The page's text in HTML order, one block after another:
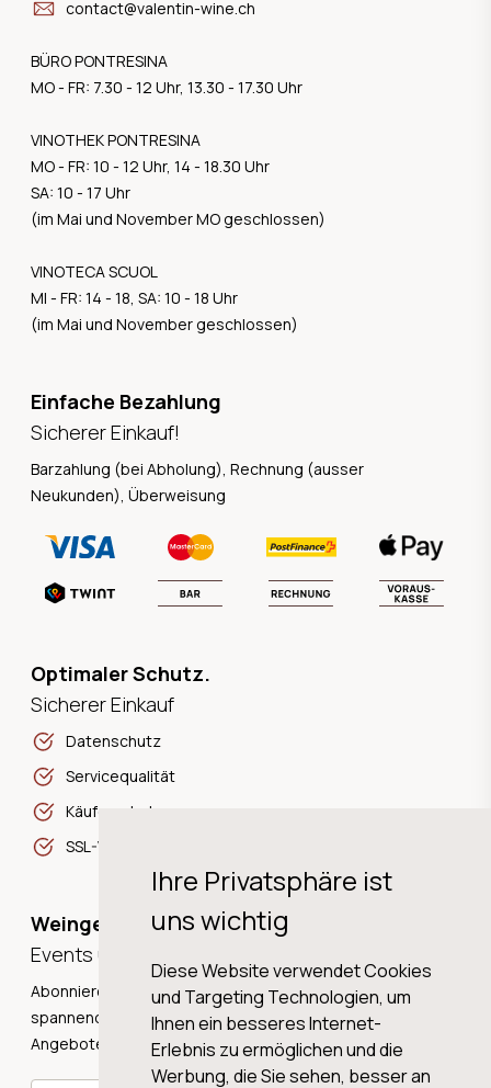
Ihre Privatsphäre ist
uns wichtig
Diese Website verwendet Cookies
und Targeting Technologien, um
Ihnen ein besseres Internet-
Erlebnis zu ermöglichen und die
Werbung, die Sie sehen, besser an
contact@valentin-wine.ch
BÜRO PONTRESINA
MO - FR: 7.30 - 12 Uhr, 13.30 - 17.30 Uhr
VINOTHEK PONTRESINA
MO - FR: 10 - 12 Uhr, 14 - 18.30 Uhr
SA: 10 - 17 Uhr
(im Mai und November MO geschlossen)
VINOTECA SCUOL
MI - FR: 14 - 18, SA: 10 - 18 Uhr
(im Mai und November geschlossen)
Einfache Bezahlung
Sicherer Einkauf!
Barzahlung (bei Abholung), Rechnung (ausser
Neukunden), Überweisung
Optimaler Schutz.
Sicherer Einkauf
Datenschutz
Servicequalität
Käuferschutz
SSL-Verschlüsselung
Weingeschichten,
Events und Neuigkeiten!
Abonnieren Sie unseren Newsletter und erhalten Sie
spannende Weingeschichten, Neuigkeiten und tolle
Angebote direkt in Ihre Mailbox.